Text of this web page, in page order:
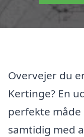
Overvejer du
Kertinge? En
perfekte
samtidig med